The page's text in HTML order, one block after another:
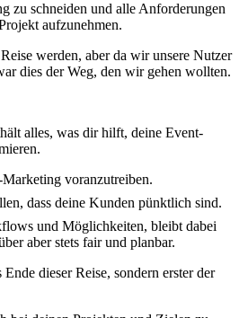
zu schneiden und alle Anforderungen
aufzunehmen.
werden, aber da wir unsere Nutzer
dies der Weg, den wir gehen wollten.
alles, was dir hilft, deine Event-
voranzutreiben.
dass deine Kunden pünktlich sind.
und Möglichkeiten, bleibt dabei
aber stets fair und planbar.
dieser Reise, sondern erster der